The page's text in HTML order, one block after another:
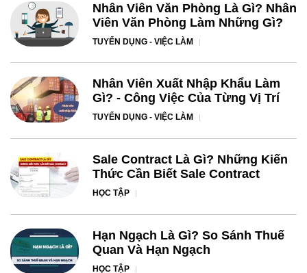
Nhân Viên Văn Phòng Là Gì? Nhân
Viên Văn Phòng Làm Những Gì?
TUYỂN DỤNG - VIỆC LÀM
Nhân Viên Xuất Nhập Khẩu Làm
Gì? - Công Việc Của Từng Vị Trí
TUYỂN DỤNG - VIỆC LÀM
Sale Contract Là Gì? Những Kiến
Thức Cần Biết Sale Contract
HỌC TẬP
Hạn Ngạch Là Gì? So Sánh Thuế
Quan Và Hạn Ngạch
HỌC TẬP